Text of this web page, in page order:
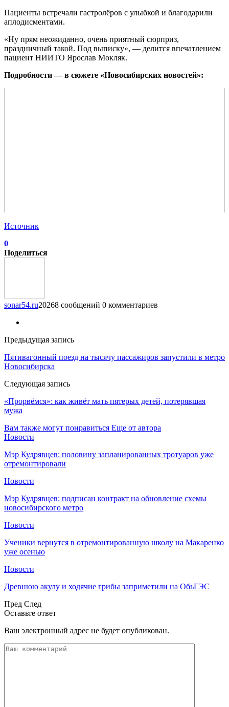
Пациенты встречали гастролёров с улыбкой и благодарили
аплодисментами.
«Ну прям неожиданно, очень приятный сюрприз,
праздничный такой. Под выписку», — делится впечатлением
пациент НИИТО Ярослав Мокляк.
Подробности — в сюжете «Новосибирских новостей»:
Источник
0
Поделиться
sonar54.ru20268 сообщений 0 комментариев
Предыдущая запись
Пятивагонный поезд на тысячу пассажиров запустили в метро
Новосибирска
Следующая запись
«Прорвёмся»: как живёт мать пятерых детей, потерявшая
мужа
Вам также могут понравиться Еще от автора
Новости
Мэр Кудрявцев: половину запланированных тротуаров уже
отремонтировали
Новости
Мэр Кудрявцев: подписан контракт на обновление схемы
новосибирского метро
Новости
Ученики вернутся в отремонтированную школу на Макаренко
уже осенью
Новости
Древнюю акулу и ходячие грибы заприметили на ОбьГЭС
Пред След
Оставьте ответ
Ваш электронный адрес не будет опубликован.